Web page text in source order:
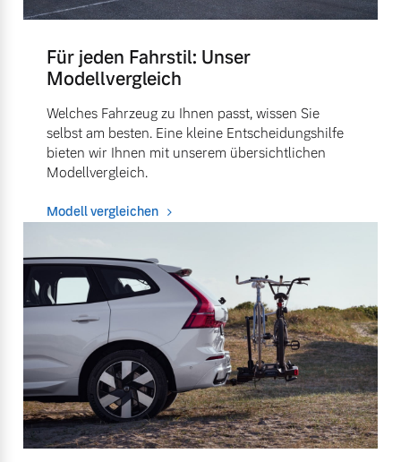
Für jeden Fahrstil: Unser
Modellvergleich
Welches Fahrzeug zu Ihnen passt, wissen Sie
selbst am besten. Eine kleine Entscheidungshilfe
bieten wir Ihnen mit unserem übersichtlichen
Modellvergleich.
Modell vergleichen